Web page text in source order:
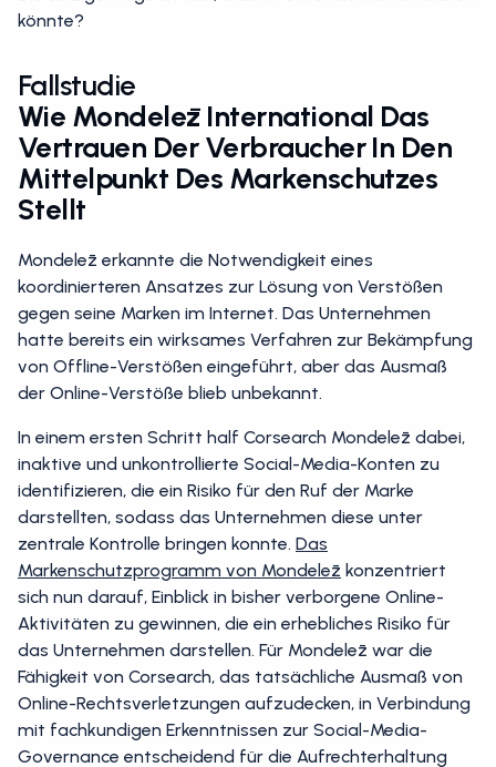
Die einzige Frage ist nun, was Ihr Unternehmen erreichen
Fallstudie
Wie Mondelēz International Das
Vertrauen Der Verbraucher In Den
Mittelpunkt Des Markenschutzes
Stellt
Mondelēz erkannte die Notwendigkeit eines
koordinierteren Ansatzes zur Lösung von Verstößen
gegen seine Marken im Internet. Das Unternehmen
hatte bereits ein wirksames Verfahren zur Bekämpfung
von Offline-Verstößen eingeführt, aber das Ausmaß
In einem ersten Schritt half Corsearch Mondelēz dabei,
inaktive und unkontrollierte Social-Media-Konten zu
identifizieren, die ein Risiko für den Ruf der Marke
darstellten, sodass das Unternehmen diese unter
zentrale Kontrolle bringen konnte.
Das
Markenschutzprogramm von Mondelēz
konzentriert
sich nun darauf, Einblick in bisher verborgene Online-
Aktivitäten zu gewinnen, die ein erhebliches Risiko für
das Unternehmen darstellen. Für Mondelēz war die
Fähigkeit von Corsearch, das tatsächliche Ausmaß von
Online-Rechtsverletzungen aufzudecken, in Verbindung
mit fachkundigen Erkenntnissen zur Social-Media-